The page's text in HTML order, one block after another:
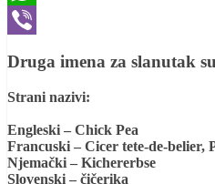
WhatsApp
Druga imena za slanutak
Strani nazivi:
Engleski – Chick Pea
Francuski – Cicer tete-de-belier,
Njemački – Kichererbse
Slovenski – čičerika